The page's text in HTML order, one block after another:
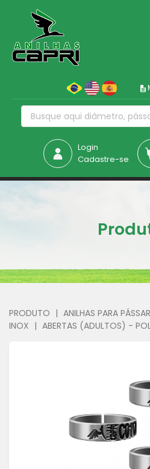
Login
Cadastre-se
PRODUTO | ANILHAS PARA
INOX | ABERTAS (ADULTOS) -